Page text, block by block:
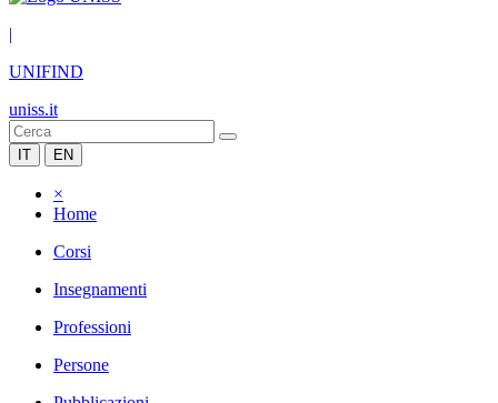
|
UNIFIND
uniss.it
IT EN
×
Home
Corsi
Insegnamenti
Professioni
Persone